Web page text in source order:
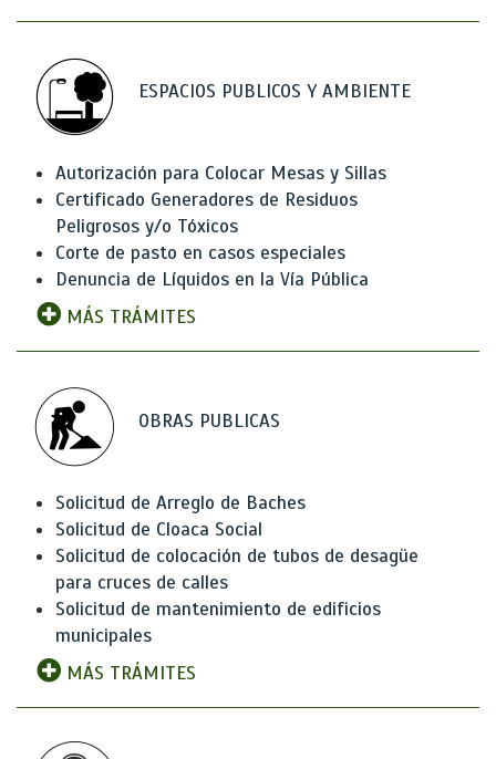
ESPACIOS PUBLICOS Y AMBIENTE
Autorización para Colocar Mesas y Sillas
Certificado Generadores de Residuos
Peligrosos y/o Tóxicos
Corte de pasto en casos especiales
Denuncia de Líquidos en la Vía Pública
MÁS TRÁMITES
OBRAS PUBLICAS
Solicitud de Arreglo de Baches
Solicitud de Cloaca Social
Solicitud de colocación de tubos de desagüe
para cruces de calles
Solicitud de mantenimiento de edificios
municipales
MÁS TRÁMITES